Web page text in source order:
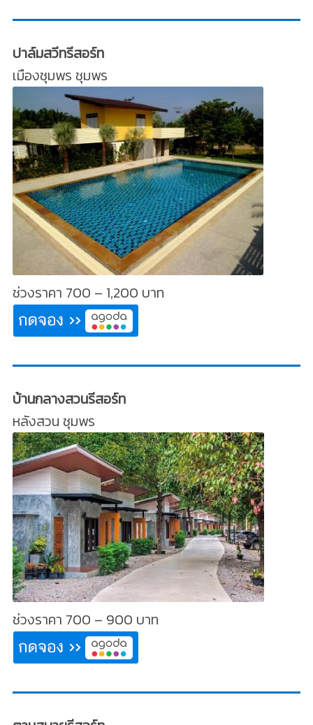
ปาล์มสวีทรีสอร์ท
เมืองชุมพร ชุมพร
ช่วงราคา 700 – 1,200 บาท
บ้านกลางสวนรีสอร์ท
หลังสวน ชุมพร
ช่วงราคา 700 – 900 บาท